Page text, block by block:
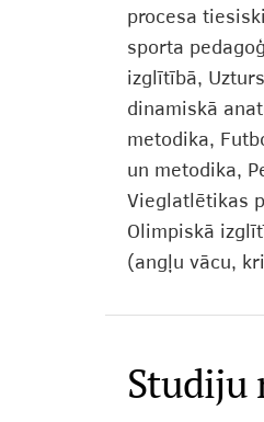
procesa
sporta
izglītībā,
dinamiskā
metodika,
un metodika,
Vieglatlētikas
Olimpiskā
(angļu vācu,
Studiju